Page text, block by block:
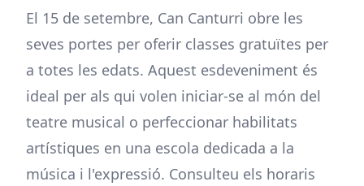
El 15 de setembre, Can Canturri obre les
seves portes per oferir classes gratuïtes per
a totes les edats. Aquest esdeveniment és
ideal per als qui volen iniciar-se al món del
teatre musical o perfeccionar habilitats
artístiques en una escola dedicada a la
música i l'expressió. Consulteu els horaris